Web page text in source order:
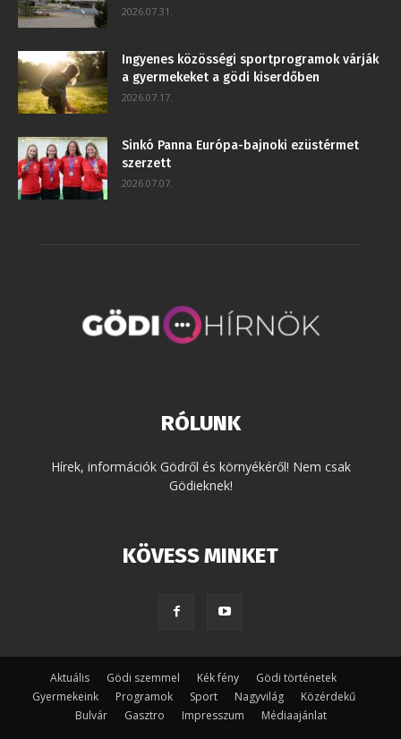
2026.07.31.
Ingyenes közösségi sportprogramok várják
a gyermekeket a gödi kiserdőben
2026.07.17.
Sinkó Panna Európa-bajnoki ezüstérmet
szerzett
2026.07.07.
RÓLUNK
Hírek, információk Gödről és környékéről! Nem csak
Gödieknek!
KÖVESS MINKET
Aktuális Gödi szemmel Kék fény
Gödi történetek
Gyermekeink
Programok Sport Nagyvilág
Közérdekű
Bulvár
Gasztro Impresszum Médiaajánlat